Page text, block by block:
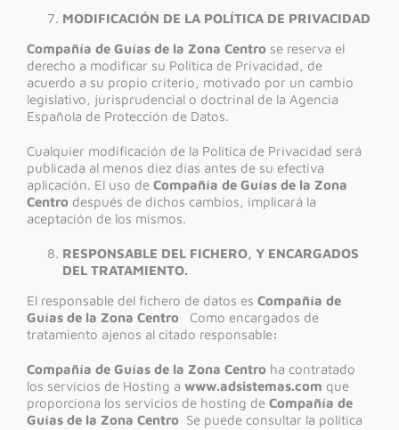
MODIFICACIÓN DE LA POLÍTICA DE PRIVACIDAD
Compañía de Guías de la Zona Centrose reserva el
derecho a modificar su Política de Privacidad, de
acuerdo a su propio criterio, motivado por un cambio
legislativo, jurisprudencial o doctrinal de la Agencia
Española de Protección de Datos.
Cualquier modificación de la Política de Privacidad será
publicada al menos diez días antes de su efectiva
aplicación. El uso de Compañía de Guías de la Zona
Centrodespués de dichos cambios, implicará la
aceptación de los mismos.
RESPONSABLE DEL FICHERO, Y ENCARGADOS
DEL TRATAMIENTO.
El responsable del fichero de datos es Compañía de
Guías de la Zona Centro
Como encargados de
tratamiento ajenos al citado responsable:
Compañía de Guías de la Zona Centroha contratado
los servicios de Hosting a www.adsistemas.com que
proporciona los servicios de hosting de Compañía de
Guías de la Zona Centro Se puede consultar la política